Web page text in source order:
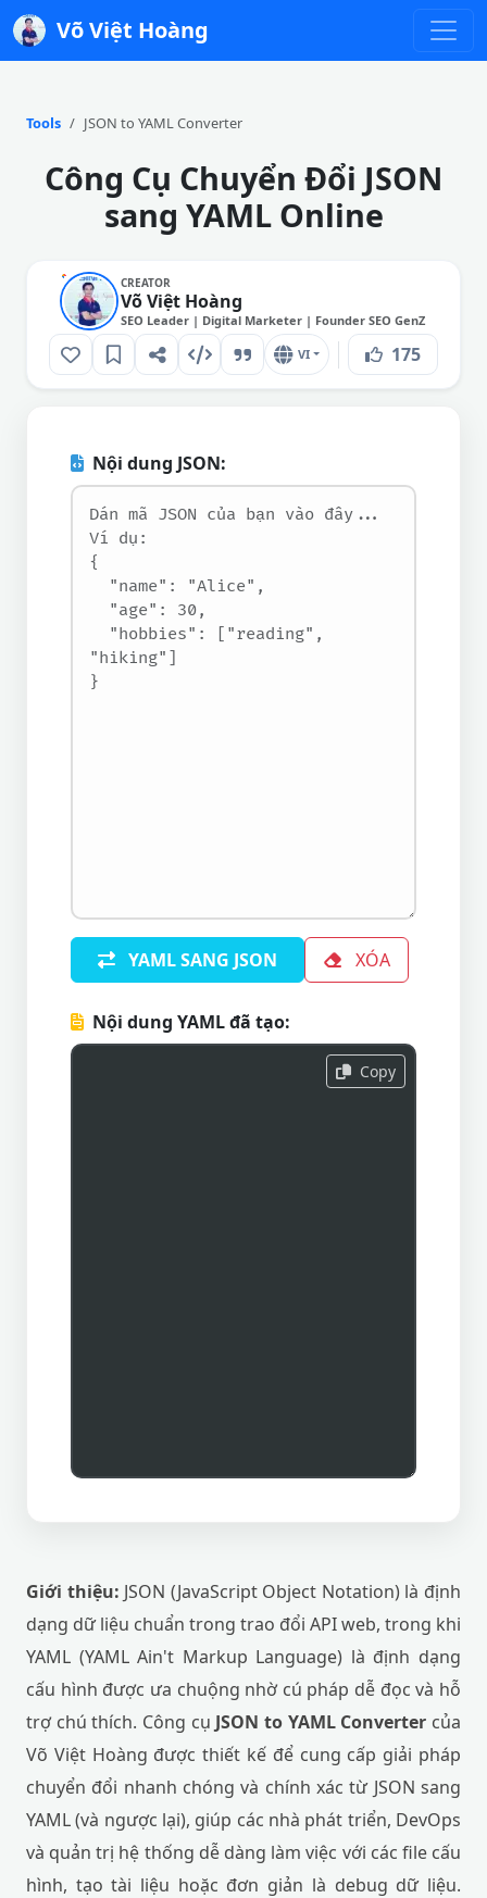
Võ Việt Hoàng
Tools JSON to YAML Converter
Công Cụ Chuyển Đổi JSON
sang YAML Online
CREATOR
Võ Việt Hoàng
SEO Leader | Digital Marketer | Founder SEO GenZ
VI 175
Nội dung JSON:
YAML SANG JSON XÓA
Nội dung YAML đã tạo:
Copy
Giới thiệu: JSON (JavaScript Object Notation) là định
dạng dữ liệu chuẩn trong trao đổi API web, trong khi
YAML (YAML Ain't Markup Language) là định dạng
cấu hình được ưa chuộng nhờ cú pháp dễ đọc và hỗ
trợ chú thích. Công cụ JSON to YAML Converter của
Võ Việt Hoàng được thiết kế để cung cấp giải pháp
chuyển đổi nhanh chóng và chính xác từ JSON sang
YAML (và ngược lại), giúp các nhà phát triển, DevOps
và quản trị hệ thống dễ dàng làm việc với các file cấu
hình, tạo tài liệu hoặc đơn giản là debug dữ liệu.